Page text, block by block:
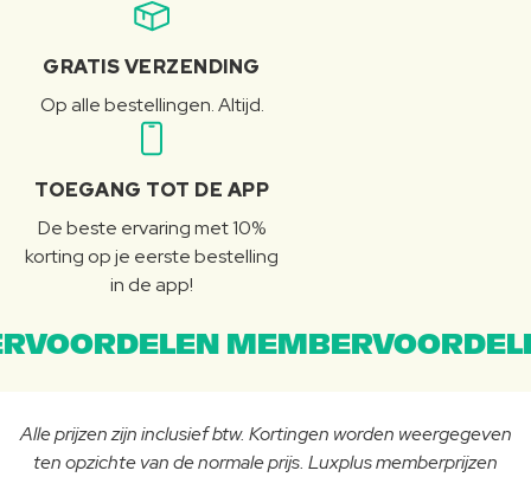
GRATIS VERZENDING
Op alle bestellingen. Altijd.
TOEGANG TOT DE APP
De beste ervaring met 10%
korting op je eerste bestelling
in de app!
Alle prijzen zijn inclusief btw. Kortingen worden weergegeven
ten opzichte van de normale prijs. Luxplus memberprijzen